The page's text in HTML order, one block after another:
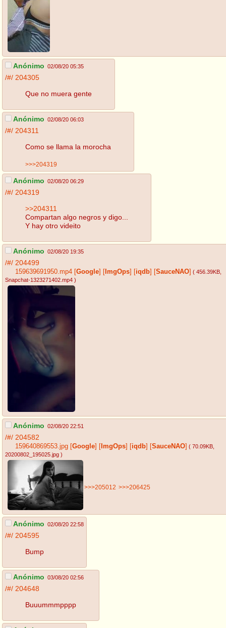
Anónimo 02/08/20 05:35
/#/ 204305
Que no muera gente
Anónimo 02/08/20 06:03
/#/ 204311
Como se llama la morocha
>>>204319
Anónimo 02/08/20 06:29
/#/ 204319
>>204311
Compartan algo negros y digo...
Y hay otro videito
Anónimo 02/08/20 19:35
/#/ 204499
159639691950.mp4 [Google] [ ImgOps] [iqdb] [SauceNAO] ( 456.39KB
Snapchat-1323271402.mp4 )
Anónimo 02/08/20 22:51
/#/ 204582
159640869553.jpg [Google] [ ImgOps] [iqdb] [SauceNAO] ( 70.09KB
20200802_195025.jpg )
>>>205012 >>>206425
Anónimo 02/08/20 22:58
/#/ 204595
Bump
Anónimo 03/08/20 02:56
/#/ 204648
Buuummmpppp